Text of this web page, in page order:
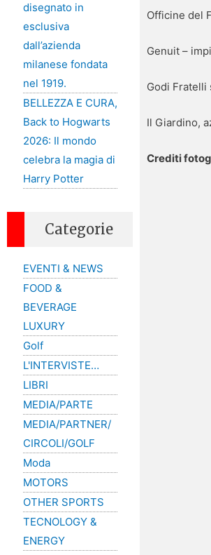
disegnato in
esclusiva
dall’azienda
milanese fondata
nel 1919.
BELLEZZA E CURA,
Back to Hogwarts
2026: Il mondo
celebra la magia di
Harry Potter
Categorie
EVENTI & NEWS
FOOD &
BEVERAGE
LUXURY
Golf
L'INTERVISTE…
LIBRI
MEDIA/PARTE
MEDIA/PARTNER/
CIRCOLI/GOLF
Moda
MOTORS
OTHER SPORTS
TECNOLOGY &
ENERGY
Officine del
Genuit –
Godi
Il Giardino,
Crediti